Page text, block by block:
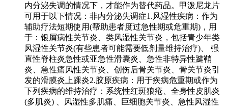
内分泌失调的情况下，才能作为替代药品。甲泼尼龙片
可用于以下情况：非内分泌失调症1.风湿性疾病：作为
辅助疗法短期使用(帮助患者度过急性期或危重期)，用
于：银屑病性关节炎、类风湿性关节炎，包括青少年类
风湿性关节炎(有些患者可能需要低剂量维持治疗)、 强
直性脊柱炎急性或亚急性滑囊炎、急性非特异性踺鞘
炎、急性痛风性关节炎、创伤后骨关节炎、骨关节炎引
发的滑膜炎上踝炎2.胶原疾病：用于疾病危重期或作为
下列疾病的维持治疗：系统性红斑狼疮、全身性皮肌炎
(多肌炎) 、风湿性多肌痛、巨细胞关节炎、急性风湿性